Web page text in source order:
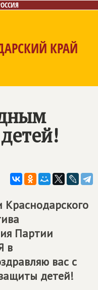
КРАЙ
Краснодарского
Партии
в
вас с
детей!